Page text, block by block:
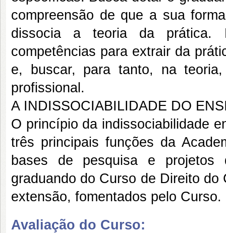
compreensão de que a sua
dissocia a teoria da prática.
competências para extrair da
e, buscar, para tanto, na
profissional.
A INDISSOCIABILIDADE DO
O princípio da indissociabilidade
três principais funções da
bases de pesquisa e projetos
graduando do Curso de Direito
extensão, fomentados pelo Curso.
Avaliação do Curso: